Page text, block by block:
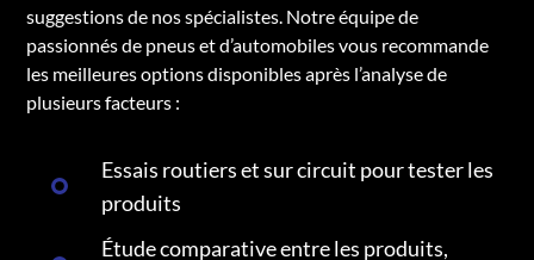
suggestions de nos spécialistes. Notre équipe de
passionnés de pneus et d’automobiles vous recommande
les meilleures options disponibles après l’analyse de
plusieurs facteurs :
Essais routiers et sur circuit pour tester les
produits
Étude comparative entre les produits,